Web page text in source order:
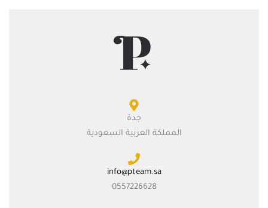
جدة
المملكة العربية السعودية
info@pteam.sa
0557226628